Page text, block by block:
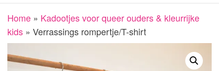
Home » Kadootjes voor queer ouders & kleurrijke
kids » Verrassings rompertje/T-shirt